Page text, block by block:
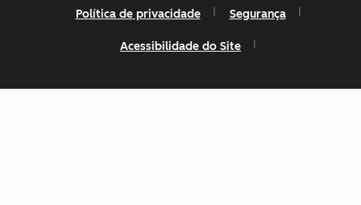
Política de privacidade Segurança
Acessibilidade do Site